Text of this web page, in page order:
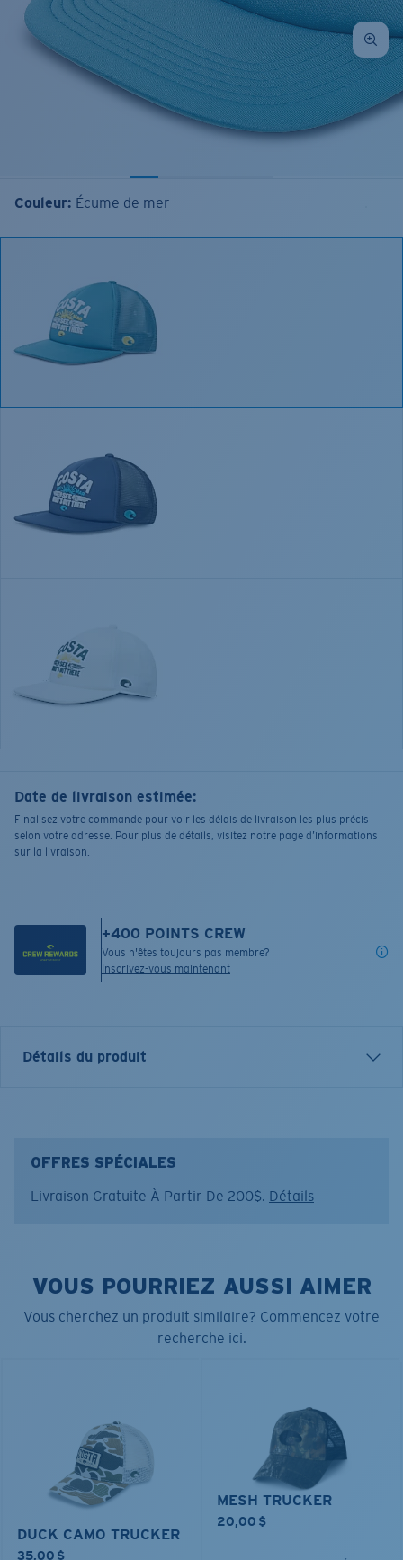
Couleur: Écume de mer
Date de livraison estimée:
Finalisez votre commande pour voir les délais de livraison les plus précis
selon votre adresse. Pour plus de détails, visitez notre page d’informations
sur la livraison.
+400 POINTS CREW
Vous n'êtes toujours pas membre?
Inscrivez-vous maintenant
Détails du produit
Article n°.:FQS900355-74V
OFFRES SPÉCIALES
Livraison Gratuite À Partir De 200$. Détails
VOUS POURRIEZ AUSSI AIMER
Vous cherchez un produit similaire? Commencez votre
recherche ici.
DUCK CAMO TRUCKER
35,00 $
MESH TRUCKER
20,00 $